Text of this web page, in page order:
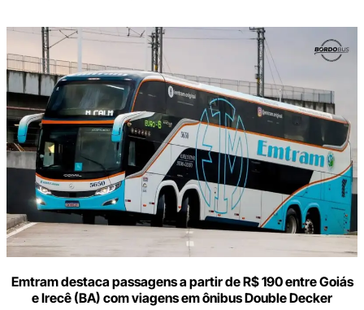
Emtram destaca passagens a partir de R$ 190 entre Goiás
e Irecê (BA) com viagens em ônibus Double Decker